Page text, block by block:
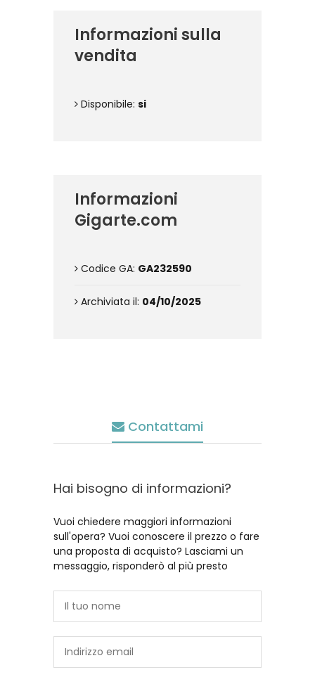
Informazioni sulla
vendita
Disponibile: si
Informazioni
Gigarte.com
Codice GA: GA232590
Archiviata il: 04/10/2025
Contattami
Hai bisogno di informazioni?
Vuoi chiedere maggiori informazioni
sull'opera? Vuoi conoscere il prezzo o fare
una proposta di acquisto? Lasciami un
messaggio, risponderò al più presto